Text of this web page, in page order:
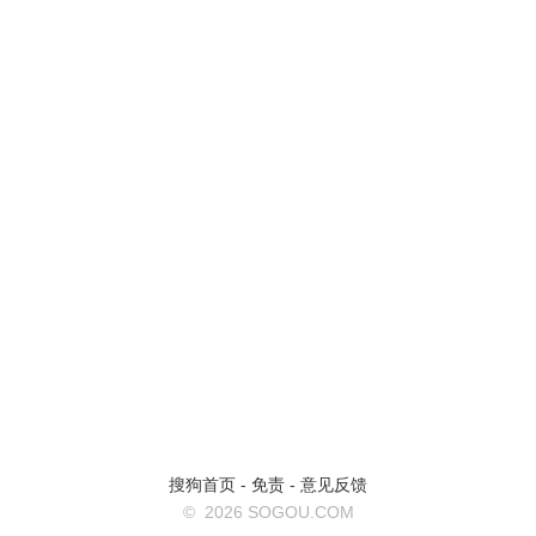
搜狗首页 - 免责 - 意见反馈
© 2026 SOGOU.COM